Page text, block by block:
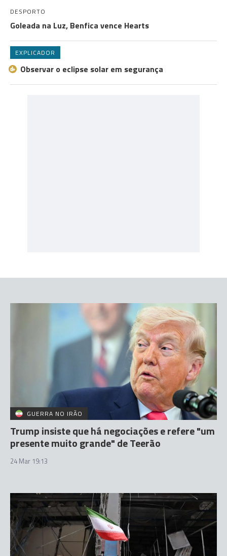
DESPORTO
Goleada na Luz, Benfica vence Hearts
EXPLICADOR
Observar o eclipse solar em segurança
GUERRA NO IRÃO
Trump insiste que há negociações e refere "um
presente muito grande" de Teerão
24 Mar 19:13